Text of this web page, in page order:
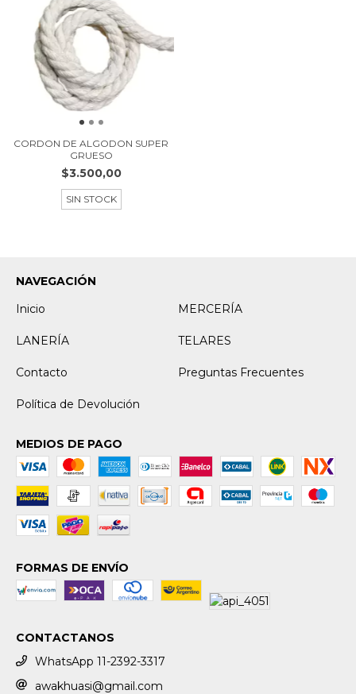
CORDON DE ALGODON SUPER
GRUESO
$3.500,00
SIN STOCK
NAVEGACIÓN
Inicio
MERCERÍA
LANERÍA TELARES
Contacto Preguntas Frecuentes
Política de Devolución
MEDIOS DE PAGO
FORMAS DE ENVÍO
CONTACTANOS
WhatsApp 11-2392-3317
awakhuasi@gmail.com